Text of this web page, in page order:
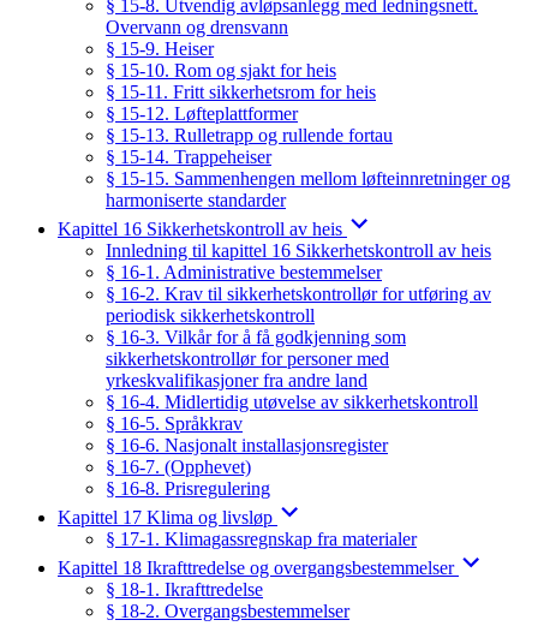
§ 15-8. Utvendig avløpsanlegg med ledningsnett.
Overvann og drensvann
§ 15-9. Heiser
§ 15-10. Rom og sjakt for heis
§ 15-11. Fritt sikkerhetsrom for heis
§ 15-12. Løfteplattformer
§ 15-13. Rulletrapp og rullende fortau
§ 15-14. Trappeheiser
§ 15-15. Sammenhengen mellom løfteinnretninger og
harmoniserte standarder
Kapittel 16 Sikkerhetskontroll av heis
Innledning til kapittel 16 Sikkerhetskontroll av heis
§ 16-1. Administrative bestemmelser
§ 16-2. Krav til sikkerhetskontrollør for utføring av
periodisk sikkerhetskontroll
§ 16-3. Vilkår for å få godkjenning som
sikkerhetskontrollør for personer med
yrkeskvalifikasjoner fra andre land
§ 16-4. Midlertidig utøvelse av sikkerhetskontroll
§ 16-5. Språkkrav
§ 16-6. Nasjonalt installasjonsregister
§ 16-7. (Opphevet)
§ 16-8. Prisregulering
Kapittel 17 Klima og livsløp
§ 17-1. Klimagassregnskap fra materialer
Kapittel 18 Ikrafttredelse og overgangsbestemmelser
§ 18-1. Ikrafttredelse
§ 18-2. Overgangsbestemmelser